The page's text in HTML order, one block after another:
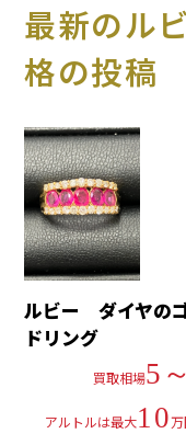
最新のル
格の投稿
ルビー ダイヤの
ドリング
買取相場5
アルトルは最大10